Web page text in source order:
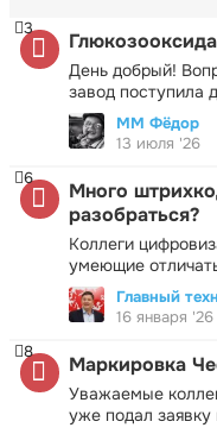
День добрый!
завод поступила
3
ММ Фёдор
13 июля '26
Много
разобраться?
Коллеги
умеющие
6
Главный
16 января '26
Маркировка
Уважаемые
уже подал заявку
8